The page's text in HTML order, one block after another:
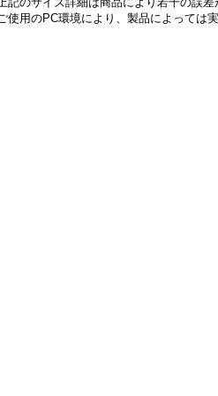
使用のPC環境により、製品によっては